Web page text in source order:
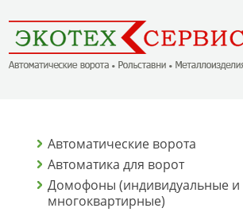
Автоматические ворота
Автоматика для ворот
Домофоны (индивидуальные и
многоквартирные)